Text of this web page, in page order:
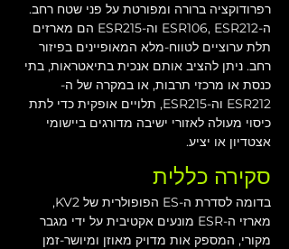
רפרודוקציה ברורה ומפורטת על פני שטח רחב.
ה-ESR106, ESR212 וה-ESR215 הם מארזים
תלת ערוציים לטווח-מלא המאופיינים בפיזור
רחב. ניתן להציב אותם אנכית בתיאטראות, בתי
כנסת או מרכזי תרבות, או במקרה של ה-
ESR212 וה-ESR215, תלויים אופקית כדי לתת
כיסוי מעולה לאזורי ישיבה מדורגים ביישומי
אצטדיון או יציע.
סקירה כללית
בדומה לסדרת ה-ES הפופולרית של KV2,
מארזי ה-ESR מונעים אקטיבית על ידי מגבר
מקורי, המספק אות מדויק מאוזן ומיושר-זמן